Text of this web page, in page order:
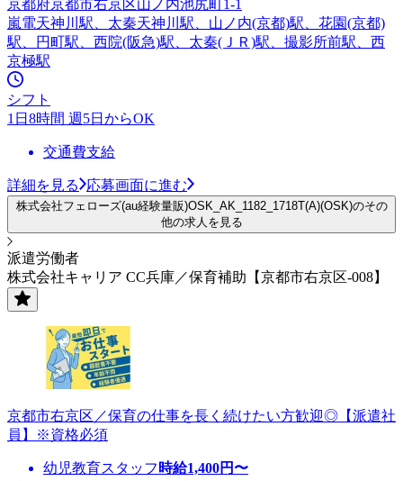
京都府京都市右京区山ノ内池尻町1-1
嵐電天神川駅、太秦天神川駅、山ノ内(京都)駅、花園(京都)
駅、円町駅、西院(阪急)駅、太秦(ＪＲ)駅、撮影所前駅、西
京極駅
シフト
1日8時間 週5日からOK
交通費支給
詳細を見る 応募画面に進む
株式会社フェローズ(au経験量販)OSK_AK_1182_1718T(A)(OSK)のその
他の求人を見る
派遣労働者
株式会社キャリア CC兵庫／保育補助【京都市右京区-008】
京都市右京区／保育の仕事を長く続けたい方歓迎◎【派遣社
員】※資格必須
幼児教育スタッフ 時給1,400円〜